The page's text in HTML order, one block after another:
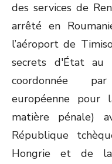
des services de
arrêté en
l’aéroport de
secrets d'État au
coordonnée
européenne pour
matière pénale)
République
Hongrie et de